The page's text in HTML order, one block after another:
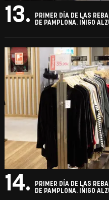
13.
PRIMER DÍA DE LAS
DE PAMPLONA. IÑIGO
14.
PRIMER DÍA DE LAS
DE PAMPLONA. IÑIGO